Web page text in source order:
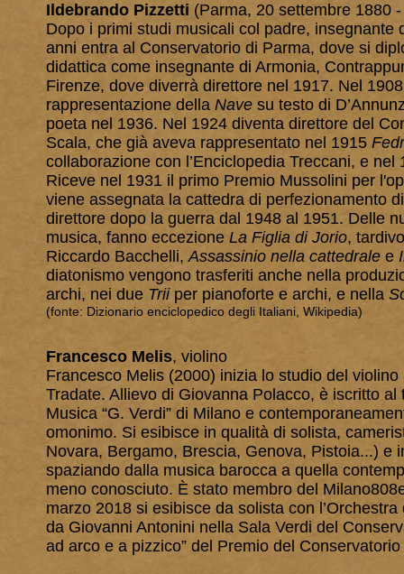
Ildebrando Pizzetti (Parma, 20 settembre 1880
Dopo i primi studi musicali col padre,
anni entra al Conservatorio di Parma, dove si
didattica come insegnante di Armonia,
Firenze, dove diverrà direttore nel 1917. Nel
rappresentazione della Nave su testo di
poeta nel 1936. Nel 1924 diventa direttore del
Scala, che già aveva rappresentato nel 1915
collaborazione con l’Enciclopedia Treccani, e
Riceve nel 1931 il primo Premio Mussolini per
viene assegnata la cattedra di perfezionamento
direttore dopo la guerra dal 1948 al 1951. Delle
musica, fanno eccezione La Figlia di Jorio,
Riccardo Bacchelli,Assassinio nella cattedrale e
diatonismo vengono trasferiti anche nella
archi, nei due Triiper pianoforte e archi, e nella
(fonte: Dizionario enciclopedico degli Italiani, Wikipedia)
Francesco Melis, violino
Francesco Melis (2000) inizia lo studio del
Tradate. Allievo di Giovanna Polacco, è iscritto
Musica “G. Verdi” di Milano e
omonimo. Si esibisce in qualità di solista,
Novara, Bergamo, Brescia, Genova, Pistoia...)
spaziando dalla musica barocca a quella
meno conosciuto. È stato membro del
marzo 2018 si esibisce da solista con
da Giovanni Antonini nella Sala Verdi del
ad arco e a pizzico” del Premio del